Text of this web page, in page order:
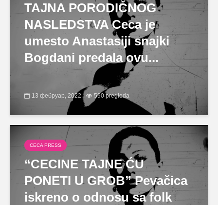
TAJNA PORODIČNOG
NASLEDSTVA Ceca je
umesto Anastasiji snajki
Bogdani predala ovu...
13 фебруар, 2022 590 pregleda
CECA PRESS
“CECINE TAJNE ĆU
PONETI U GROB” Pevačica
iskreno o odnosu sa folk